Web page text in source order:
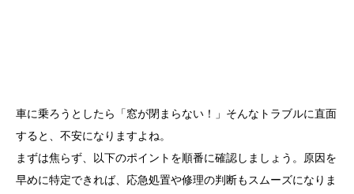
車に乗ろうとしたら「窓が閉まらない！」そんなトラブルに直面
すると、不安になりますよね。
まずは焦らず、以下のポイントを順番に確認しましょう。原因を
早めに特定できれば、応急処置や修理の判断もスムーズになりま